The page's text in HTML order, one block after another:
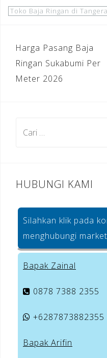
c
b
o
o
e
a
m
te
e
st
Toko Baja Ringan di
Navigasi
pos
Harga Pasang Baja
Ringan Sukabumi Per
Meter 2026
HUBUNGI KAMI
Silahkan klik pada
menghubungi
Bapak Zainal
0878 7388 2355
+6287873882355
Bapak Arifin